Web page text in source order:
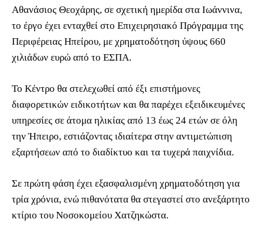
Αθανάσιος Θεοχάρης, σε σχετική ημερίδα στα Ιωάννινα,
το έργο έχει ενταχθεί στο Επιχειρησιακό Πρόγραμμα της
Περιφέρειας Ηπείρου, με χρηματοδότηση ύψους 660
χιλιάδων ευρώ από το ΕΣΠΑ.
Το Κέντρο θα στελεχωθεί από έξι επιστήμονες
διαφορετικών ειδικοτήτων και θα παρέχει εξειδικευμένες
υπηρεσίες σε άτομα ηλικίας από 13 έως 24 ετών σε όλη
την Ήπειρο, εστιάζοντας ιδιαίτερα στην αντιμετώπιση
εξαρτήσεων από το διαδίκτυο και τα τυχερά παιχνίδια.
Σε πρώτη φάση έχει εξασφαλισμένη χρηματοδότηση για
τρία χρόνια, ενώ πιθανότατα θα στεγαστεί στο ανεξάρτητο
κτίριο του Νοσοκομείου Χατζηκώστα.